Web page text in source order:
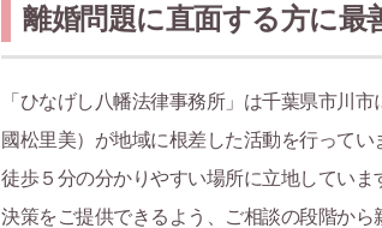
離婚問題に直面する方に最
「ひなげし八幡法律事務所」は千葉県市川
國松里美）が地域に根差した活動を行って
徒歩５分の分かりやすい場所に立地してい
決策をご提供できるよう、ご相談の段階から